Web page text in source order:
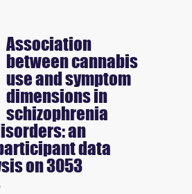
Association
between cannabis
use and symptom
dimensions in
schizophrenia
an
data
on 3053